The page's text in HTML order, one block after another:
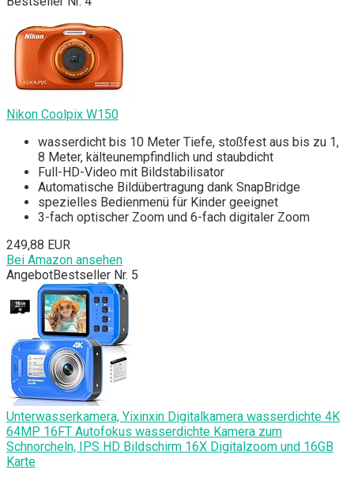
Nikon Coolpix W150
wasserdicht bis 10 Meter Tiefe, stoßfest aus bis zu 1,
8 Meter, kälteunempfindlich und staubdicht
Full-HD-Video mit Bildstabilisator
Automatische Bildübertragung dank SnapBridge
spezielles Bedienmenü für Kinder geeignet
3-fach optischer Zoom und 6-fach digitaler Zoom
249,88 EUR
Bei Amazon ansehen
AngebotBestseller Nr. 5
Unterwasserkamera, Yixinxin Digitalkamera wasserdichte 4K
64MP 16FT Autofokus wasserdichte Kamera zum
Schnorcheln, IPS HD Bildschirm 16X Digitalzoom und 16GB
Karte